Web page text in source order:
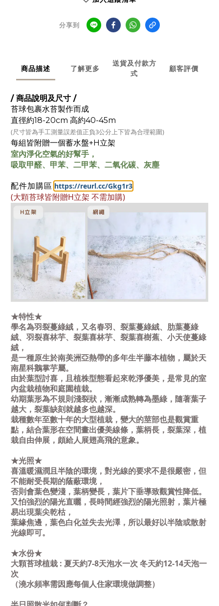
分享到
商品描述 了解更多
送貨及付款方
式
顧客評價
/ 商品說明及尺寸 /
苔球包裹水苔製作而成
直徑約18-20cm 高約40-45m
(尺寸皆為手工測量誤差值正負3公分上下皆為合理範圍)
每組皆附贈一個蓄水盤+H立架
室內淨化空氣的好幫手，
吸取甲醛、甲苯、二甲苯、二氧化碳、灰塵
配件加購區 https://reurl.cc/Gkg1r3
(大顆苔球皆附贈H立架 不需加購)
★特性★
學名為羽裂蔓綠絨，又名春羽、裂葉蔓綠絨、肋葉蔓綠
絨、羽裂喜林芋、裂葉喜林芋、裂葉喜樹蕉、小天使蔓綠
絨，
是一種原生於南美洲亞熱帶的多年生半藤本植物，屬於天
南星科鵝掌芋屬。
由於葉型討喜，且植株型態看起來乾淨優美，是常見的室
內盆栽植物和庭園植栽。
幼期葉形為不規則淺裂狀，漸漸成熟轉為墨綠，隨著葉子
越大，裂葉缺刻就越多也越深。
栽種數年至數十年的大型植栽，變大的莖部也是觀賞重
點，結合葉形在空間畫出優美線條，葉柄長，裂葉深，植
栽自由伸展，頗給人展翅高飛的意象。
★光照★
喜溫暖濕潤且半陰的環境，對光線的要求不是很嚴密，但
不能耐受長期的蔭蔽環境，
否則會葉色變淺，葉柄變長，葉片下垂導致觀賞性降低。
又怕強烈的陽光直曬，長時間經強烈的陽光照射，葉片極
易出現葉尖乾枯，
葉緣焦邊， 葉色白化並失去光澤，所以最好以半陰或散射
光線即可。
★水份★
大顆苔球植栽 : 夏天約7-8天泡水一次 冬天約12-14天泡一
次
（澆水頻率需因應每個人住家環境做調整）